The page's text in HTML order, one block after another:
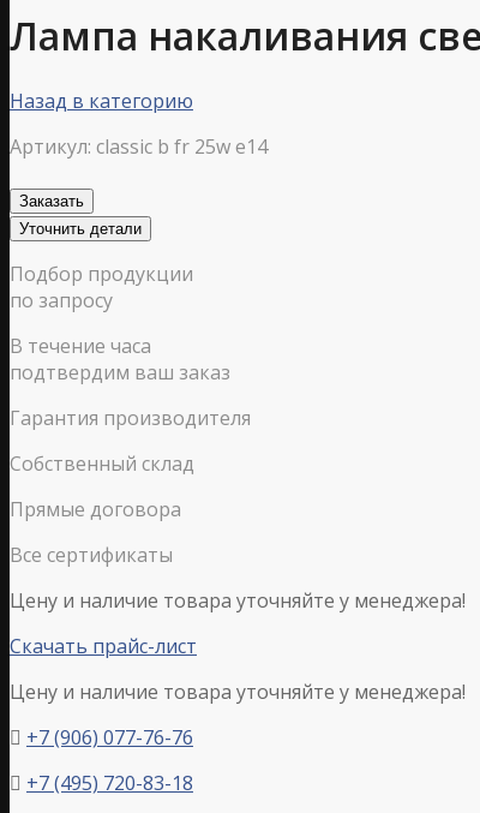
Лампа накаливания
Назад в категорию
Артикул: classic b fr 25w e14
Заказать
Уточнить детали
Подбор продукции
по запросу
В течение часа
подтвердим ваш заказ
Гарантия производителя
Собственный склад
Прямые договора
Все сертификаты
Цену и наличие товара уточняйте у менеджера!
Скачать прайс-лист
Цену и наличие товара уточняйте у менеджера!
 +7 (906) 077-76-76
 +7 (495) 720-83-18